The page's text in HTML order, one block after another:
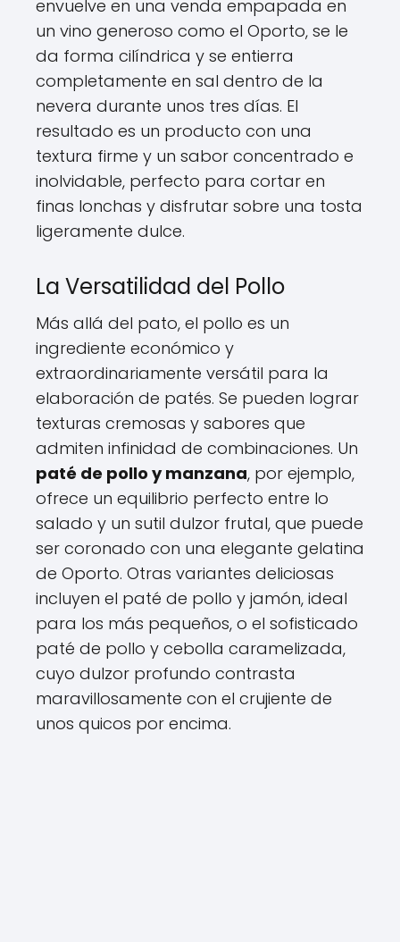
envuelve en una venda empapada en
un vino generoso como el Oporto, se le
da forma cilíndrica y se entierra
completamente en sal dentro de la
nevera durante unos tres días. El
resultado es un producto con una
textura firme y un sabor concentrado e
inolvidable, perfecto para cortar en
finas lonchas y disfrutar sobre una tosta
ligeramente dulce.
La Versatilidad del Pollo
Más allá del pato, el pollo es un
ingrediente económico y
extraordinariamente versátil para la
elaboración de patés. Se pueden lograr
texturas cremosas y sabores que
admiten infinidad de combinaciones. Un
paté de pollo y manzana, por ejemplo,
ofrece un equilibrio perfecto entre lo
salado y un sutil dulzor frutal, que puede
ser coronado con una elegante gelatina
de Oporto. Otras variantes deliciosas
incluyen el paté de pollo y jamón, ideal
para los más pequeños, o el sofisticado
paté de pollo y cebolla caramelizada,
cuyo dulzor profundo contrasta
maravillosamente con el crujiente de
unos quicos por encima.